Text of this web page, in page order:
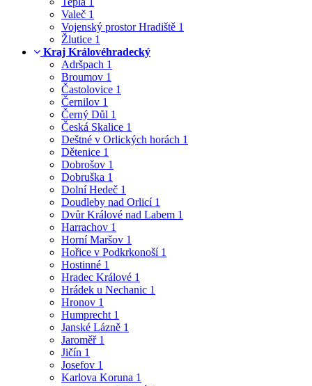
Valeč 1
Vojenský prostor Hradiště 1
Žlutice 1
Kraj Královéhradecký
Adršpach 1
Broumov 1
Častolovice 1
Černilov 1
Černý Důl 1
Česká Skalice 1
Deštné v Orlických horách 1
Dětenice 1
Dobrošov 1
Dobruška 1
Dolní Hedeč 1
Doudleby nad Orlicí 1
Dvůr Králové nad Labem 1
Harrachov 1
Horní Maršov 1
Hořice v Podkrkonoší 1
Hostinné 1
Hradec Králové 1
Hrádek u Nechanic 1
Hronov 1
Humprecht 1
Janské Lázně 1
Jaroměř 1
Jičín 1
Josefov 1
Karlova Koruna 1